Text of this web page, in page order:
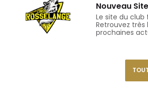
Nouveau Site
Le site du
Retrouvez
prochaines